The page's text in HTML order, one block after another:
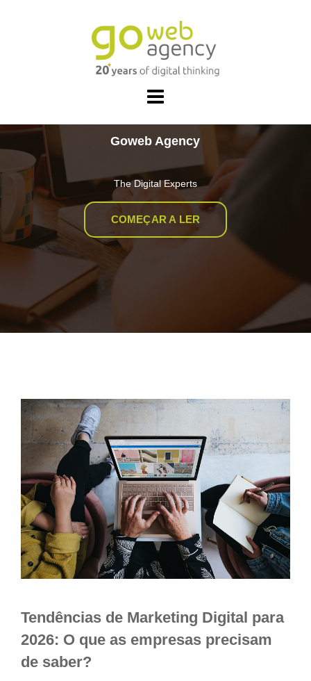
Goweb Agency
The Digital Experts
COMEÇAR A LER
Tendências de Marketing Digital para
2026: O que as empresas precisam
de saber?